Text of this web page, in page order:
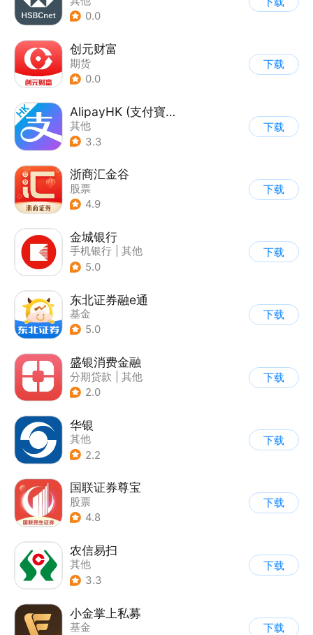
0.0
创元财富
期货
0.0
下载
AlipayHK (支付寶香港)
其他
3.3
下载
浙商汇金谷
股票
4.9
下载
金城银行
手机银行
其他
5.0
下载
东北证券融e通
基金
5.0
下载
盛银消费金融
分期贷款
其他
2.0
下载
华银
其他
2.2
下载
国联证券尊宝
股票
4.8
下载
农信易扫
其他
3.3
下载
小金掌上私募
基金
下载